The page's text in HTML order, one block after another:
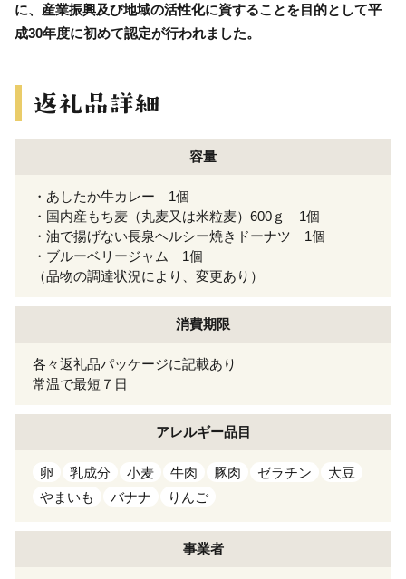
に、産業振興及び地域の活性化に資することを目的として平
成30年度に初めて認定が行われました。
容量
・あしたか牛カレー 1個
・国内産もち麦（丸麦又は米粒麦）600ｇ 1個
・油で揚げない長泉ヘルシー焼きドーナツ 1個
・ブルーベリージャム 1個
（品物の調達状況により、変更あり）
消費期限
各々返礼品パッケージに記載あり
常温で最短７日
アレルギー品目
卵 乳成分 小麦 牛肉 豚肉 ゼラチン
大豆
やまいも
バナナ りんご
事業者